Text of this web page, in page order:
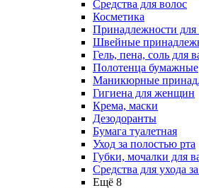
Средства для волос
Косметика
Принадлежности для
Швейные
Гель, пена, соль для
Полотенца бумажные
Маникюрные
Гигиена для женщин
Крема, маски
Дезодоранты
Бумага туалетная
Уход за полостью рта
Губки, мочалки для
Средства для ухода
Ещё 8